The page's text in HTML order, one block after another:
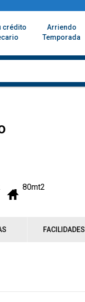
crédito
Arriendo
Temporada
80mt2
FACILIDADES